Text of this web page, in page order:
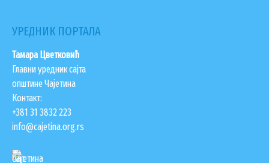
УРЕДНИК ПОРТАЛА
Тамара Цветковић
Главни уредник сајта
општине Чајетина
Контакт:
+381 31 3832 223
info@cajetina.org.rs